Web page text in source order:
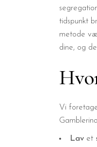
tidspunkt
metode
dine, og
Vi
Lav et